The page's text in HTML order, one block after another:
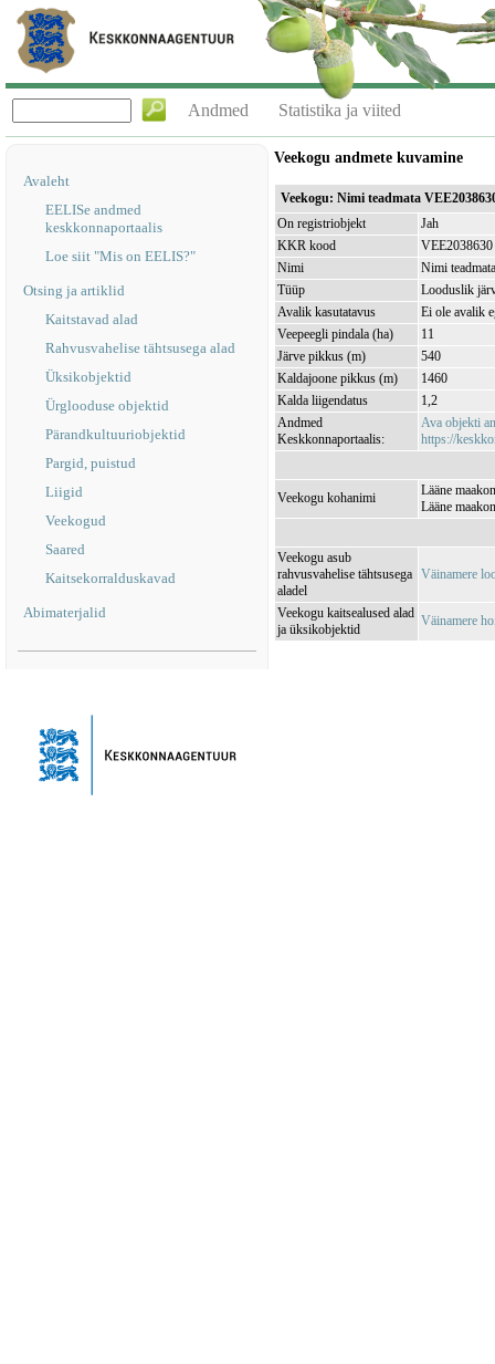
Andmed Statistika ja viited
Avaleht
EELISe andmed
keskkonnaportaalis
Loe siit "Mis on EELIS?"
Otsing ja artiklid
Kaitstavad alad
Rahvusvahelise tähtsusega alad
Üksikobjektid
Ürglooduse objektid
Pärandkultuuriobjektid
Pargid, puistud
Liigid
Veekogud
Saared
Kaitsekorralduskavad
Abimaterjalid
Veekogu andmete kuvamine
Veekogu: Nimi teadmata
On registriobjekt
Jah
KKR kood
VEE2038630
Nimi
Nimi teadmata
Tüüp
Looduslik
Avalik kasutatavus
Ei ole avalik
Veepeegli pindala (ha)
11
Järve pikkus (m)
540
Kaldajoone pikkus (m)
1460
Kalda liigendatus
1,2
Andmed
Keskkonnaportaalis:
Ava objekti
https://
Veekogu kohanimi
Lääne
Lääne
Veekogu asub
rahvusvahelise tähtsusega
aladel
Väinamere
Veekogu kaitsealused alad
ja üksikobjektid
Väinamere